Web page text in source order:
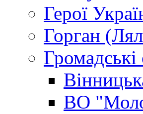
Герої
Горган
Громадські
ВО